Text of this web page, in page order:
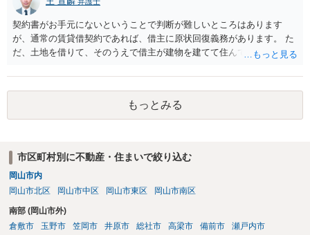
契約書がお手元にないということで判断が難しいところはあります
が、通常の賃貸借契約であれば、借主に原状回復義務があります。 た
だ、土地を借りて、そのうえで借主が建物を建てて住んでいたケース
であれば、建物を収去して土地を明渡す義務は原則生じないはずで
す。 その後、建物を平屋に立て替えた場合であっても、貸主の承諾を
得ているのであれば、単純に費用を捻出した側に平屋の所有権が帰属
する、という話になるわけでもないように思います。 そのため、現
に請求の根拠（なぜ当方が平屋の解体費用を負担しなければならない
のか）を確認されてみてはいかがでしょうか。
もっとみる
市区町村別に不動産・住まいで絞り込む
岡山市内
岡山市北区
岡山市中区 岡山市東区 岡山市南区
南部 (岡山市外)
倉敷市
玉野市 笠岡市 井原市 総社市 高梁市 備前市
瀬戸内市